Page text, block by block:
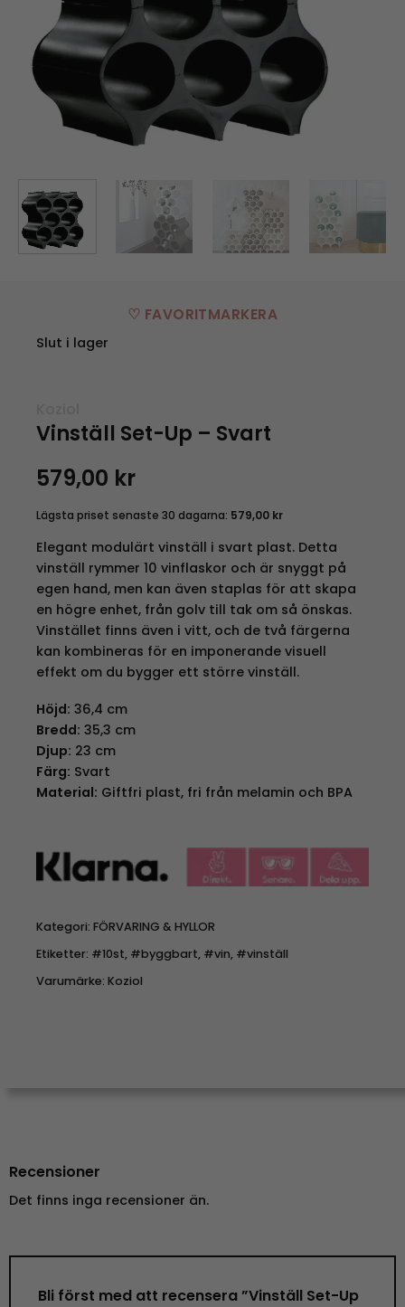
♡ FAVORITMARKERA
Slut i lager
Vinställ Set-Up – Svart
579,00 kr
Lägsta priset senaste 30 dagarna: 579,00 kr
Elegant modulärt vinställ i svart plast. Detta
vinställ rymmer 10 vinflaskor och är snyggt på
egen hand, men kan även staplas för att skapa
en högre enhet, från golv till tak om så önskas.
Vinstället finns även i vitt, och de två färgerna
kan kombineras för en imponerande visuell
effekt om du bygger ett större vinställ.
Höjd: 36,4 cm
Bredd: 35,3 cm
Djup: 23 cm
Färg: Svart
Material: Giftfri plast, fri från melamin och BPA
Kategori: FÖRVARING & HYLLOR
Etiketter: #10st, #byggbart, #vin, #vinställ
Varumärke: Koziol
Recensioner
Det finns inga recensioner än.
Bli först med att recensera ”Vinställ Set-Up